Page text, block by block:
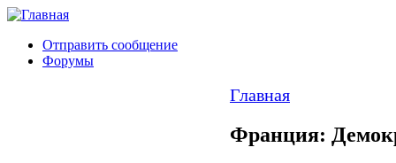
Отправить сообщение
Форумы
Главная
Франция: